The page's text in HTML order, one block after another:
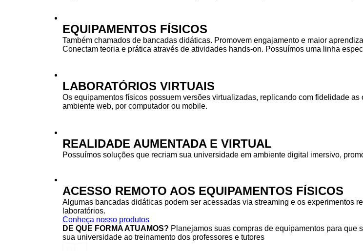
EQUIPAMENTOS FÍSICOS
Também chamados de bancadas didáticas. Promovem engajamento e maior
Conectam teoria e prática através de atividades hands-on. Possuímos uma linha
LABORATÓRIOS VIRTUAIS
Os equipamentos físicos possuem versões virtualizadas, replicando com fidelidade
ambiente web, por computador ou mobile.
REALIDADE AUMENTADA E VIRTUAL
Possuímos soluções que recriam sua universidade em ambiente digital imersivo,
ACESSO REMOTO AOS EQUIPAMENTOS FÍSICOS
Algumas bancadas didáticas podem ser acessadas via streaming e os experimentos
laboratórios.
Conheça nosso produtos
DE QUE FORMA ATUAMOS? Planejamos suas compras de equipamentos para que
sua universidade ao treinamento dos professores e tutores